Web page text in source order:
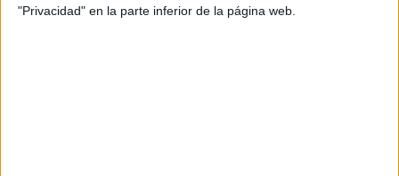
"Privacidad" en la parte inferior de la página web.
Ese momento en la vida, porque hay un momento en la